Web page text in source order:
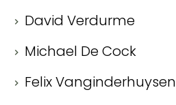
David Verdurme
Michael De Cock
Felix Vanginderhuysen